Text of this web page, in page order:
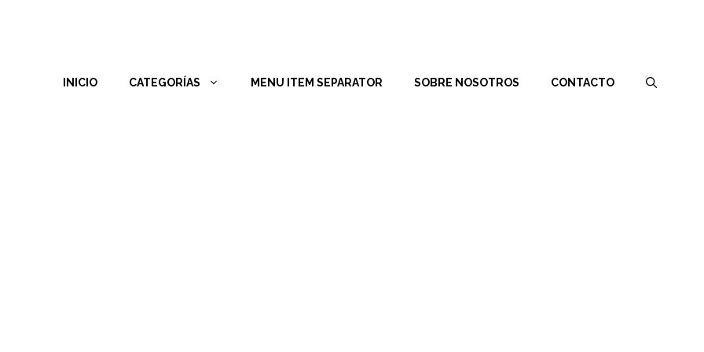
INICIO CATEGORÍAS MENU ITEM SEPARATOR SOBRE NOSOTROS CONTACTO